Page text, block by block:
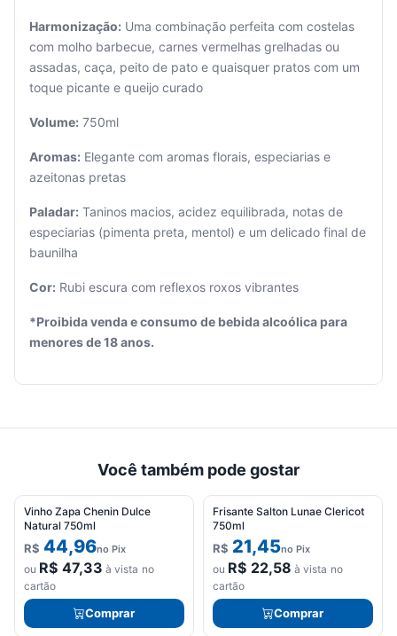
carrinho
está
vazio.
produtos
Harmonização: Uma combinação perfeita com costelas
com molho barbecue, carnes vermelhas grelhadas ou
assadas, caça, peito de pato e quaisquer pratos com um
toque picante e queijo curado
Volume: 750ml
Aromas: Elegante com aromas florais, especiarias e
azeitonas pretas
Paladar: Taninos macios, acidez equilibrada, notas de
especiarias (pimenta preta, mentol) e um delicado final de
baunilha
Cor: Rubi escura com reflexos roxos vibrantes
*Proibida venda e consumo de bebida alcoólica para
menores de 18 anos.
Você também pode gostar
Vinho Zapa Chenin Dulce
Natural 750ml
R$ 44,96no Pix
ou R$ 47,33 à vista no
cartão
Comprar
Frisante Salton Lunae Clericot
750ml
R$ 21,45no Pix
ou R$ 22,58 à vista no
cartão
Comprar